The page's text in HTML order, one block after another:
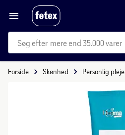
mere end 35.000 varer
Forside Skønhed Personlig pleje